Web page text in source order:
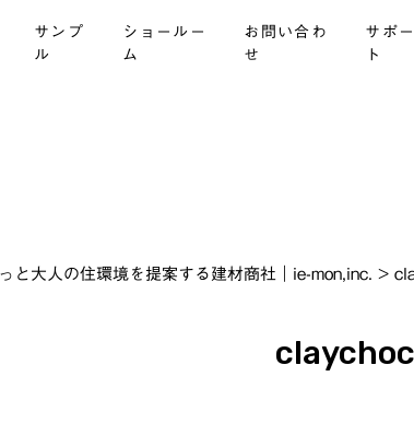
サンプ
ル
ショールー
ム
お問い合わ
せ
サポー
ト
と大人の住環境を提案する建材商社｜ie-mon,inc. >